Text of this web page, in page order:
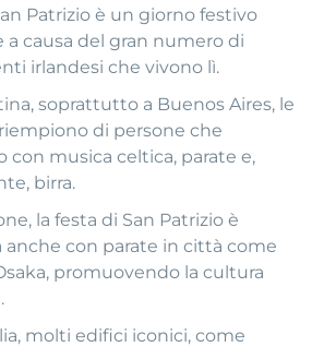
Patrizio è un giorno festivo
a causa del gran numero di
irlandesi che vivono lì.
soprattutto a Buenos Aires, le
di persone che
con musica celtica, parate e,
birra.
la festa di San Patrizio è
anche con parate in città come
promuovendo la cultura
molti edifici iconici, come